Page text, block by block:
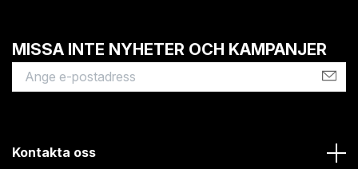
MISSA INTE NYHETER OCH KAMPANJER
Kontakta oss